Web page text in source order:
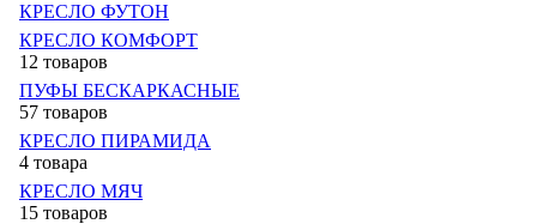
КРЕСЛО ФУТОН
КРЕСЛО КОМФОРТ
12 товаров
ПУФЫ БЕСКАРКАСНЫЕ
57 товаров
КРЕСЛО ПИРАМИДА
4 товара
КРЕСЛО МЯЧ
15 товаров